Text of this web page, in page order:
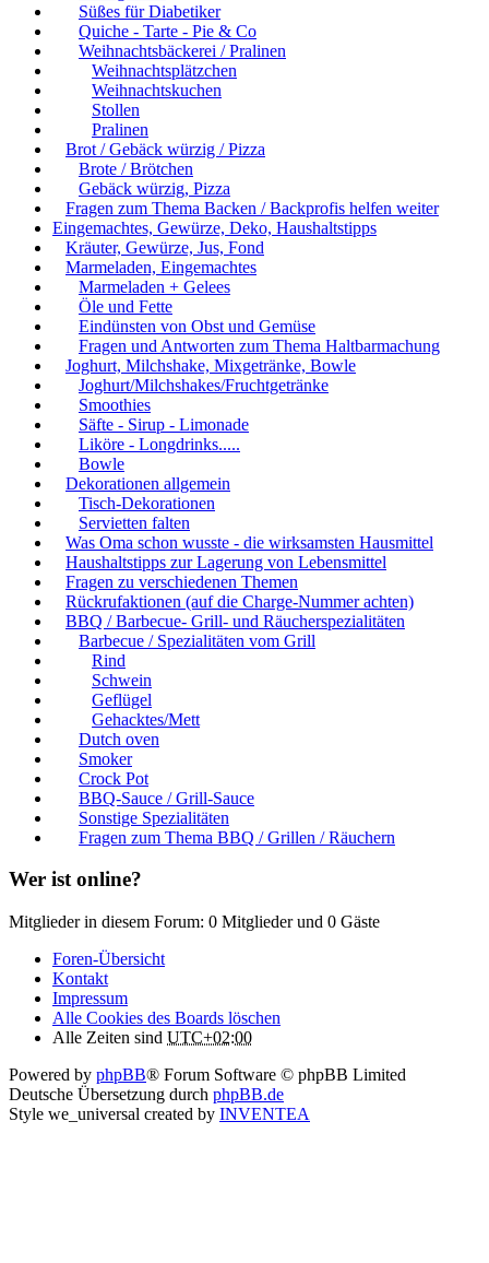
Süßes für Diabetiker
Quiche - Tarte - Pie & Co
Weihnachtsbäckerei / Pralinen
Weihnachtsplätzchen
Weihnachtskuchen
Stollen
Pralinen
Brot / Gebäck würzig / Pizza
Brote / Brötchen
Gebäck würzig, Pizza
Fragen zum Thema Backen / Backprofis helfen weiter
Eingemachtes, Gewürze, Deko, Haushaltstipps
Kräuter, Gewürze, Jus, Fond
Marmeladen, Eingemachtes
Marmeladen + Gelees
Öle und Fette
Eindünsten von Obst und Gemüse
Fragen und Antworten zum Thema Haltbarmachung
Joghurt, Milchshake, Mixgetränke, Bowle
Joghurt/Milchshakes/Fruchtgetränke
Smoothies
Säfte - Sirup - Limonade
Liköre - Longdrinks.....
Bowle
Dekorationen allgemein
Tisch-Dekorationen
Servietten falten
Was Oma schon wusste - die wirksamsten Hausmittel
Haushaltstipps zur Lagerung von Lebensmittel
Fragen zu verschiedenen Themen
Rückrufaktionen (auf die Charge-Nummer achten)
BBQ / Barbecue- Grill- und Räucherspezialitäten
Barbecue / Spezialitäten vom Grill
Rind
Schwein
Geflügel
Gehacktes/Mett
Dutch oven
Smoker
Crock Pot
BBQ-Sauce / Grill-Sauce
Sonstige Spezialitäten
Fragen zum Thema BBQ / Grillen / Räuchern
Wer ist online?
Mitglieder in diesem Forum: 0 Mitglieder und 0 Gäste
Foren-Übersicht
Kontakt
Impressum
Alle Cookies des Boards löschen
Alle Zeiten sind UTC+02:00
Powered by phpBB® Forum Software © phpBB Limited
Deutsche Übersetzung durch phpBB.de
Style we_universal created by INVENTEA